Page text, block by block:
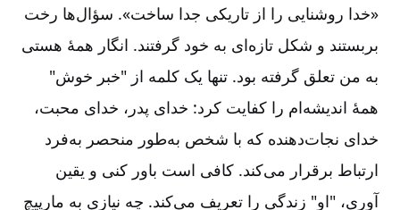
«خدا روشنایی را از تاریکی جدا ساخت». سؤال‌ها رخت
بربستند و شکل تازه‌ای به خود گرفتند. انگار همۀ هستی
به من تعلق گرفته بود. تنها یک کلمه از "خبر خوش"
همۀ اندیشه‌ام را کفایت کرد: خدای پدر، خدای محبت،
خدای نجات‌دهنده که با شخص به‌طور منحصر به‌فرد
ارتباط برقرار می‌کند. کافی است باور کنی و یقین
آوری، "او" زندگی را تعریف می‌کند. چه نیازی به مارپیچ